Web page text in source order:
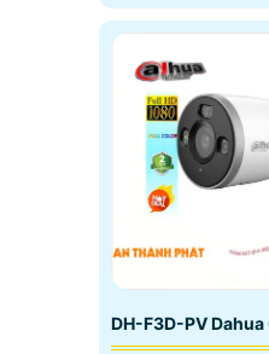
DH-F3D-PV